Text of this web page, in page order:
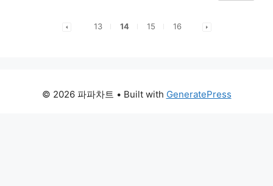
13 14 15 16
© 2026 파파차트 • Built with GeneratePress